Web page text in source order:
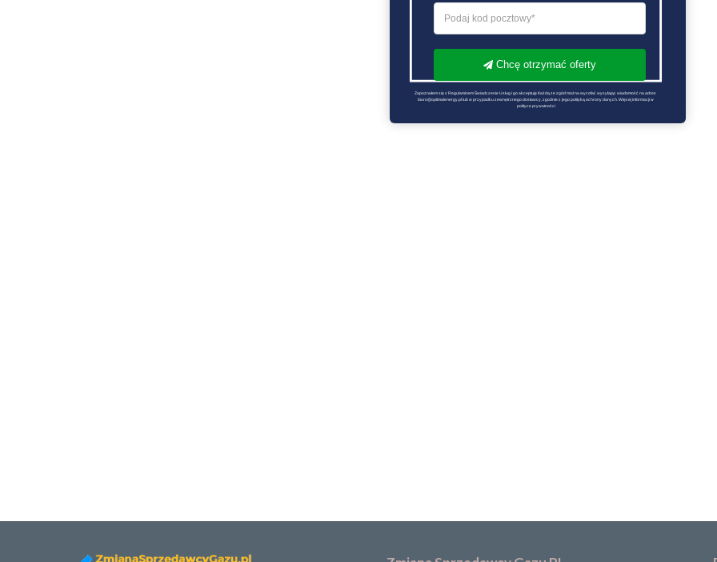
Chcę otrzymać oferty
Zapoznałem się z Regulaminem Świadczenie Usług i go akceptuję Każdą ze zgód można wycofać wysyłając wiadomość na adres
biuro@optimalenergy.pl lub w przypadku zewnętrznego dostawcy, zgodnie z jego polityką ochrony danych. Więcej informacji w
polityce prywatności